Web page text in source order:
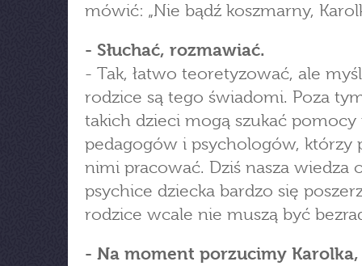
mówić: „Nie bądź koszmarny,
- Słuchać, rozmawiać.
- Tak, łatwo teoretyzować, ale
rodzice są tego świadomi. Poza
takich dzieci mogą szukać pomocy
pedagogów i psychologów, którzy
nimi pracować. Dziś nasza wiedza
psychice dziecka bardzo się
rodzice wcale nie muszą być
- Na moment porzucimy Karolka,